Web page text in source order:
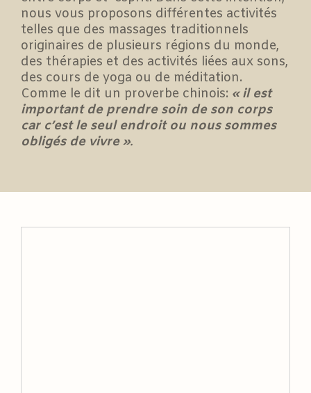
nous vous proposons différentes activités
telles que des massages traditionnels
originaires de plusieurs régions du monde,
des thérapies et des activités liées aux sons,
des cours de yoga ou de méditation.
Comme le dit un proverbe chinois: « il est
important de prendre soin de son corps
car c’est le seul endroit ou nous sommes
obligés de vivre ».